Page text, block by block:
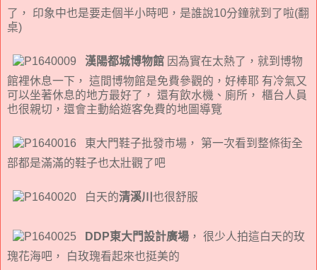
了， 印象中也是要走個半小時吧，是誰說10分鐘就到了啦(翻
桌)
漢陽都城博物館 因為實在太熱了，就到博物
館裡休息一下， 這間博物館是免費參觀的，好棒耶 有冷氣又
可以坐著休息的地方最好了， 還有飲水機、廁所， 櫃台人員
也很親切，還會主動給遊客免費的地圖導覽
東大門鞋子批發市場， 第一次看到整條街全
部都是滿滿的鞋子也太壯觀了吧
白天的清溪川 也很舒服
DDP東大門設計廣場 ， 很少人拍這白天的玫
瑰花海吧， 白玫瑰看起來也挺美的